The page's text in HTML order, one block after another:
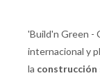
'Build'n Green -
internacional y
la construcción